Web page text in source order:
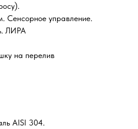
Сенсорное управление.
ЛИРА
на перелив
AISI 304.